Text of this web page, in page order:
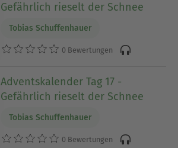
Gefährlich rieselt der Schnee
Tobias Schuffenhauer
0 Bewertungen
Adventskalender Tag 17 -
Gefährlich rieselt der Schnee
Tobias Schuffenhauer
0 Bewertungen